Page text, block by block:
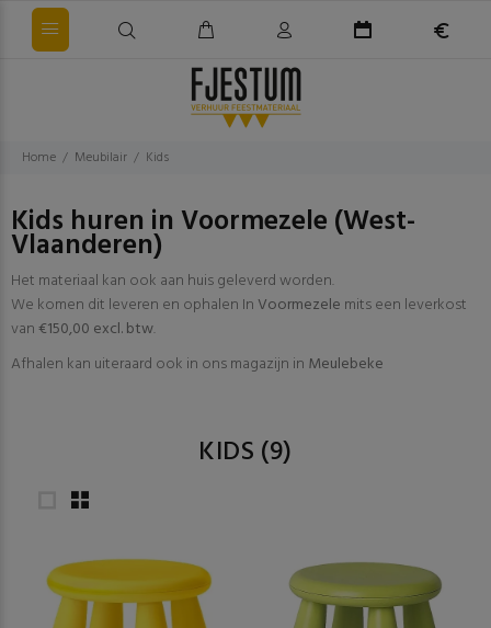
Home Meubilair Kids
Kids huren in Voormezele (West-
Vlaanderen)
Het materiaal kan ook aan huis geleverd worden.
We komen dit leveren en ophalen In Voormezele mits een leverkost
van€150,00 excl. btw.
Afhalen kan uiteraard ook in ons magazijn in Meulebeke
KIDS (9)